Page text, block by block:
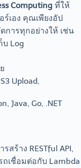
Computing ที่ให้
ร์เอง คุณเพียงอัป
การทุกอย่างให้ เช่น
บ Log
Upload,
Java, Go, .NET
ร้าง RESTful API,
ถเชื่อมต่อกับ Lambda